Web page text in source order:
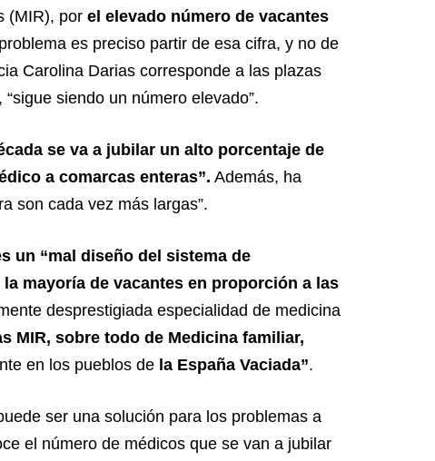
(MIR), por el elevado número de vacantes
es preciso partir de esa cifra, y no de
Carolina Darias corresponde a las plazas
siendo un número elevado”.
se va a jubilar un alto porcentaje de
a comarcas enteras”. Además, ha
son cada vez más largas”.
un “mal diseño del sistema de
la mayoría de vacantes en proporción a las
desprestigiada especialidad de medicina
MIR, sobre todo de Medicina familiar,
en los pueblos de la España Vaciada”.
ser una solución para los problemas a
el número de médicos que se van a jubilar